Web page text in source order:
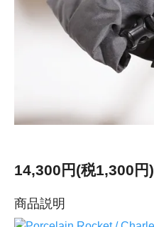
14,300円(税1,300円)
商品説明